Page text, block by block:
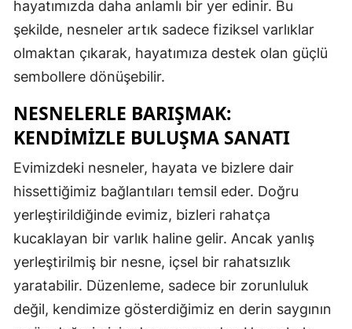
hayatımızda daha anlamlı bir yer edinir. Bu
şekilde, nesneler artık sadece fiziksel varlıklar
olmaktan çıkarak, hayatımıza destek olan güçlü
sembollere dönüşebilir.
NESNELERLE BARIŞMAK:
KENDIMIZLE BULUŞMA SANATI
Evimizdeki nesneler, hayata ve bizlere dair
hissettiğimiz bağlantıları temsil eder. Doğru
yerleştirildiğinde evimiz, bizleri rahatça
kucaklayan bir varlık haline gelir. Ancak yanlış
yerleştirilmiş bir nesne, içsel bir rahatsızlık
yaratabilir. Düzenleme, sadece bir zorunluluk
değil, kendimize gösterdiğimiz en derin saygının